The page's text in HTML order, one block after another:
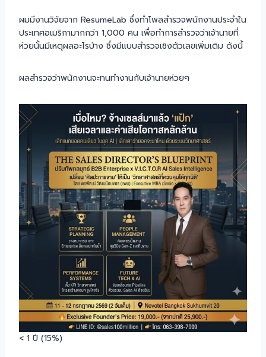
ผมมีงานวิจัยจาก ResumeLab ซึ่งทำโพลสำรวจพนักงานประจำใน
ประเทศอเมริกามากกว่า 1,000 คน เพื่อทำการสำรวจว่าเจ้านายที่
ห่วยนั้นมีเหตุผลอะไรบ้าง ซึ่งมีแบบสำรวจเชิงตัวเลขเพิ่มเติม ดังนี้
ผลสำรวจว่าพนักงานจะทนทำงานกับเจ้านายห่วยๆ
< 1 ปี (15%)